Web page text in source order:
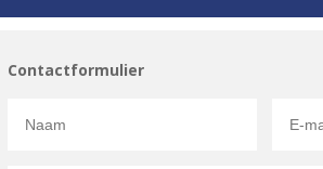
Contactformulier